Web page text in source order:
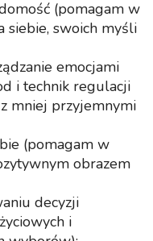
(pomagam w
siebie, swoich myśli
emocjami
i technik regulacji
mniej przyjemnymi
(pomagam w
obrazem
decyzji
i